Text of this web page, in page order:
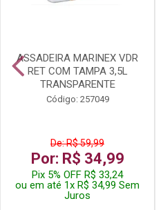
ASSADEIRA MARINEX VDR
RET COM TAMPA 3,5L
TRANSPARENTE
Código: 257049
De: R$ 59,99
Por: R$ 34,99
Pix 5% OFF R$ 33,24
ou em até 1x R$ 34,99 Sem
Juros